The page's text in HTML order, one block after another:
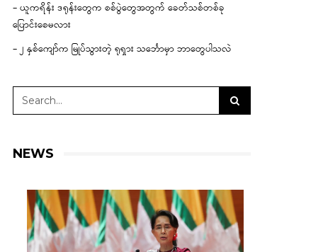
– ယူကရိန်း ဒရုန်းတွေက စစ်ပွဲတွေအတွက် ခေတ်သစ်တစ်ခု
ပြောင်းစေမလား
– ၂ နှစ်ကျော်က မြုပ်သွားတဲ့ ရုရှား သင်္ဘောမှာ ဘာတွေပါသလဲ
NEWS